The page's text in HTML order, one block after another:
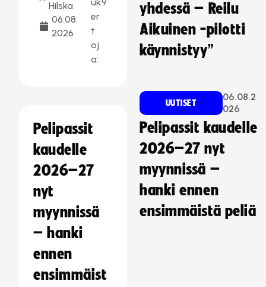
Hilska
06.08.
2026
er
t
oj
a:
Pelipassit
kaudelle
2026–27
nyt
myynnissä
– hanki
ennen
ensimmäist
yhdessä – Reilu
Aikuinen -pilotti
käynnistyy”
UUTISET
06.08.2
026
Pelipassit kaudelle
2026–27 nyt
myynnissä –
hanki ennen
ensimmäistä peliä